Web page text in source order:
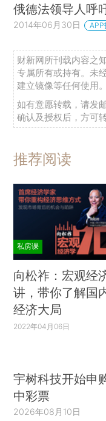
俄德法领导人呼
2014年06月30日 APP
财新网所刊载内容之
专属所有或持有。未
建立镜像等任何使用。
如有意愿转载，请发
确认及授权后，方可转
推荐阅读
私房课
向松祚：宏观经
讲，带你了解国
经济大局
2022年04月06日
宇树科技开始申
中彩票
2026年08月10日